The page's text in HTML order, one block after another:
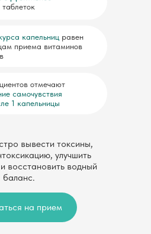
вывести токсины,
улучшить
восстановить водный
баланс.
на прием
капельниц равен
приема витаминов
отмечают
самочувствия
1 капельницы